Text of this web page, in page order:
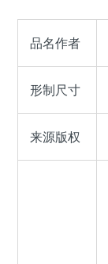
品名作者
形制尺寸
来源版权